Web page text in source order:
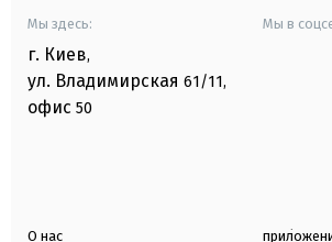
Мы здесь:
г. Киев,
ул. Владимирская 61/11,
офис 50
Мы в
О нас